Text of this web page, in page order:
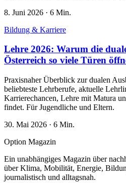
8. Juni 2026 · 6 Min.
Bildung & Karriere
Lehre 2026: Warum die
Österreich so viele Türen
Praxisnaher Überblick zur dualen
beliebteste Lehrberufe, aktuelle
Karrierechancen, Lehre mit Matura
findet. Für Jugendliche und Eltern.
30. Mai 2026 · 6 Min.
Option Magazin
Ein unabhängiges Magazin über
über Klima, Mobilität, Energie,
journalistisch und alltagsnah.